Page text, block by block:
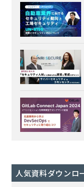
人気資料ダウンロ